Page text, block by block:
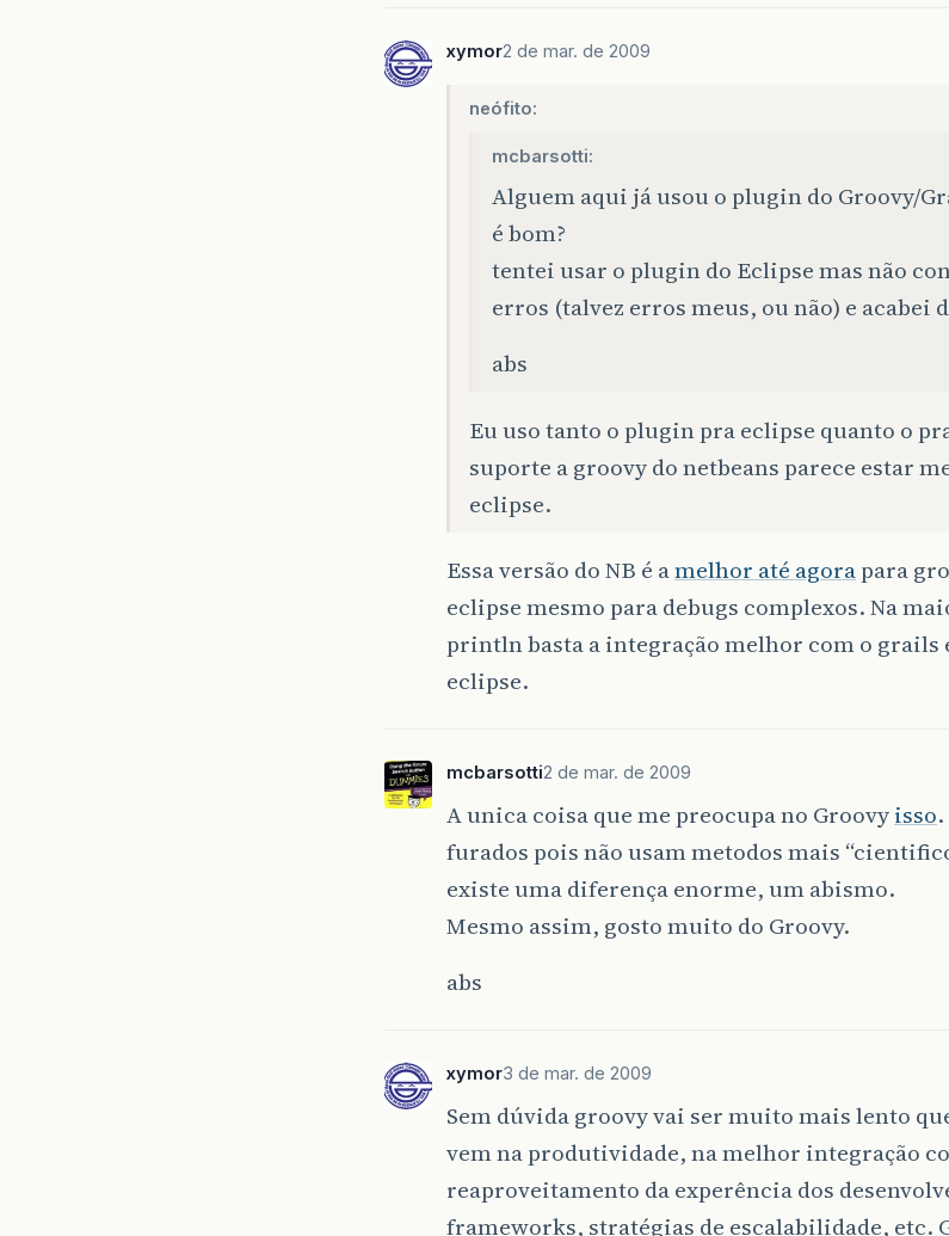
xymor2 de mar. de 2009
neófito:
mcbarsotti:
Alguem aqui já usou o plugin do Groovy/
é bom?
tentei usar o plugin do Eclipse mas não
erros (talvez erros meus, ou não) e acabei
abs
Eu uso tanto o plugin pra eclipse quanto o
suporte a groovy do netbeans parece estar
eclipse.
Essa versão do NB é amelhor até agorapara
eclipse mesmo para debugs complexos. Na
println basta a integração melhor com o grails
eclipse.
mcbarsotti2 de mar. de 2009
A unica coisa que me preocupa no Groovyisso
furados pois não usam metodos mais
existe uma diferença enorme, um abismo.
Mesmo assim, gosto muito do Groovy.
abs
xymor3 de mar. de 2009
Sem dúvida groovy vai ser muito mais lento
vem na produtividade, na melhor integração
reaproveitamento da experência dos
frameworks, stratégias de escalabilidade, etc.